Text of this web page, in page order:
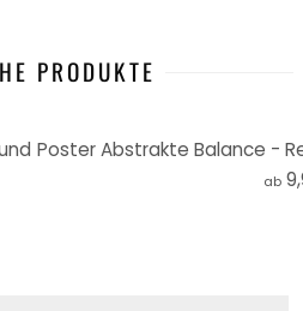
PRODUKTE
Poster Abstrakte Balance -
ab